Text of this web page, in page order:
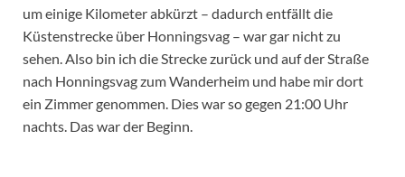
um einige Kilometer abkürzt – dadurch entfällt die
Küstenstrecke über Honningsvag – war gar nicht zu
sehen. Also bin ich die Strecke zurück und auf der Straße
nach Honningsvag zum Wanderheim und habe mir dort
ein Zimmer genommen. Dies war so gegen 21:00 Uhr
nachts. Das war der Beginn.